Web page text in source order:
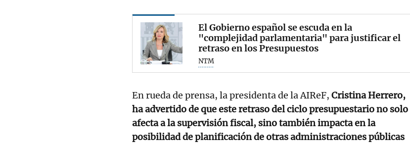
El Gobierno español se escuda en la
"complejidad parlamentaria" para justificar el
retraso en los Presupuestos
NTM
En rueda de prensa, la presidenta de la AIReF, Cristina Herrero,
ha advertido de que este retraso del ciclo presupuestario no solo
afecta a la supervisión fiscal, sino también impacta en la
posibilidad de planificación de otras administraciones públicas